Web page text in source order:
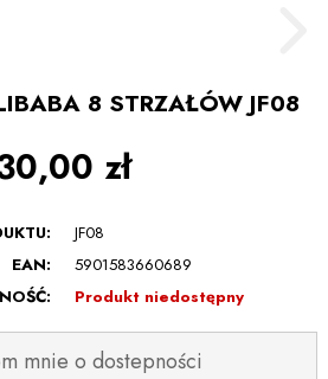
8 STRZAŁÓW JF08
zł
JF08
EAN:
5901583660689
Produkt niedostępny
mnie o dostepności